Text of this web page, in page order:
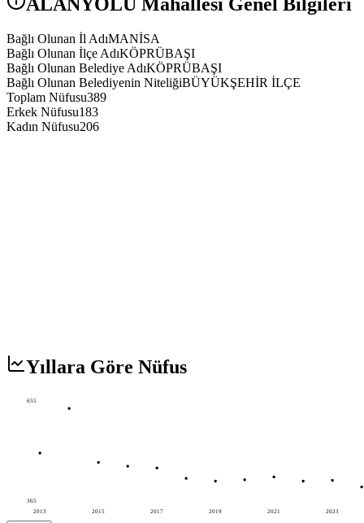
Bağlı Olunan İl AdıMANİSA
Bağlı Olunan İlçe AdıKÖPRÜBAŞI
Bağlı Olunan Belediye AdıKÖPRÜBAŞI
Bağlı Olunan Belediyenin NiteliğiBÜYÜKŞEHİR İLÇE
Toplam Nüfusu389
Erkek Nüfusu183
Kadın Nüfusu206
Yıllara Göre Nüfus
2013 2015 2017 2019 2021 2023
655
365